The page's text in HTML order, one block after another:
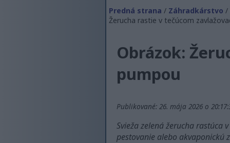
Predná strana / Záhradkárstvo /
Žerucha rastie v tečúcom
Obrázok:
pumpou
Publikované: 26. mája 2026 o
Svieža zelená žerucha rastúca
pestovanie alebo akvaponickú